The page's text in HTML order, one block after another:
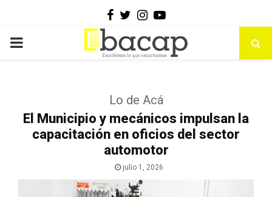
Facebook
Twitter
Instagram
Youtube
PRIMARY
Lo de Acá
El Municipio y mecánicos impulsan la
capacitación en oficios del sector
automotor
julio 1, 2026